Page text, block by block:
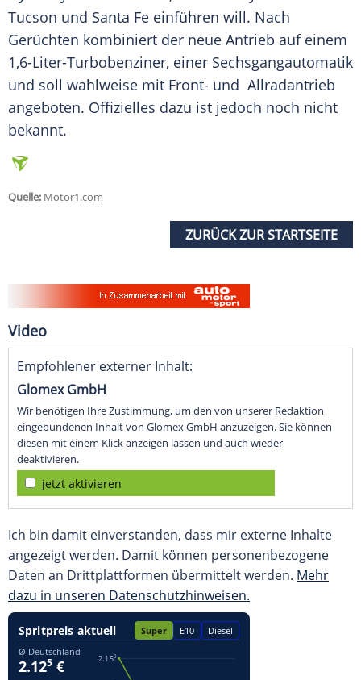
Tucson und Santa Fe einführen will. Nach
Gerüchten kombiniert der neue Antrieb auf einem
1,6-Liter-Turbobenziner, einer Sechsgangautomatik
und soll wahlweise mit Front- und Allradantrieb
angeboten. Offizielles dazu ist jedoch noch nicht
bekannt.
Quelle: Motor1.com
ZURÜCK ZUR STARTSEITE
Video
Empfohlener externer Inhalt:
Glomex GmbH
Wir benötigen Ihre Zustimmung, um den von unserer Redaktion
eingebundenen Inhalt von Glomex GmbH anzuzeigen. Sie können
diesen mit einem Klick anzeigen lassen und auch wieder
deaktivieren.
jetzt aktivieren
Ich bin damit einverstanden, dass mir externe Inhalte
angezeigt werden. Damit können personenbezogene
Daten an Drittplattformen übermittelt werden. Mehr
dazu in unseren Datenschutzhinweisen.